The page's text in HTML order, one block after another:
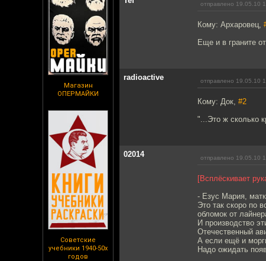
Магазин
ОПЕРМАЙКИ
Советские
учебники 1940-50х
годов
отправлено 19.05.10
Кому: Архаровец,
Еще и в граните
radioactive отправлено 19.05.10
Кому: Док, #2
"...Это ж сколько
02014 отправлено 19.05.10
[Всплёскивает
- Езус Мария,
Это так скоро по
обломок от
И производство
Отечественный
А если ещё и
Надо ожидать